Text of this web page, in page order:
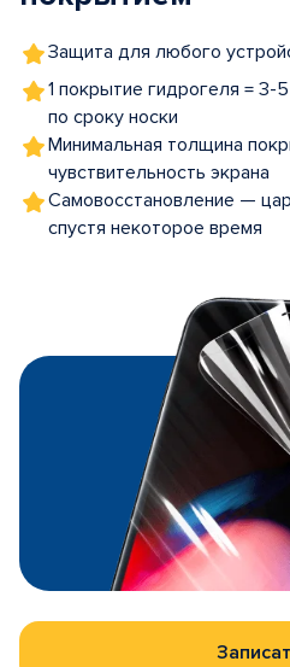
Защита для любого
1 покрытие гидрогеля = 3-
по сроку носки
Минимальная толщина
чувствительность экрана
Самовосстановление —
спустя некоторое время